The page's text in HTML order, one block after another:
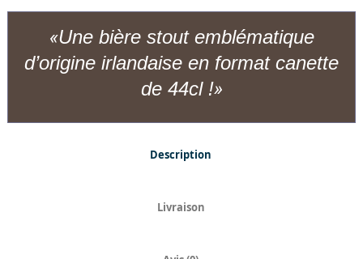
Une bière stout emblématique
d’origine irlandaise en format canette
de 44cl !
Description
Livraison